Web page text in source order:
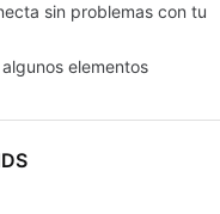
sin problemas con tu
elementos